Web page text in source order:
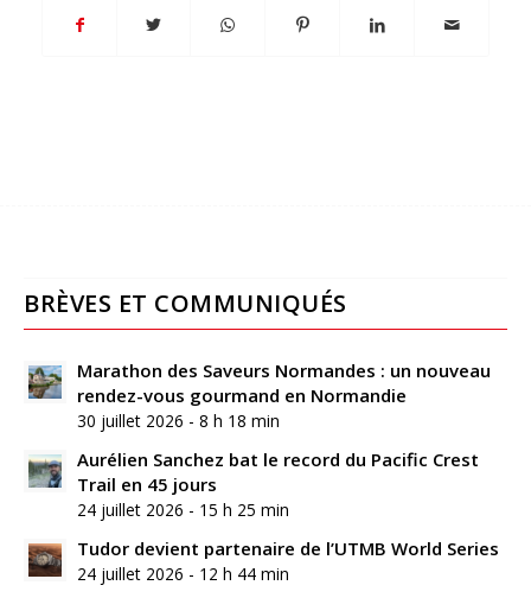
BRÈVES ET COMMUNIQUÉS
Marathon des Saveurs Normandes : un nouveau
rendez-vous gourmand en Normandie
30 juillet 2026 - 8 h 18 min
Aurélien Sanchez bat le record du Pacific Crest
Trail en 45 jours
24 juillet 2026 - 15 h 25 min
Tudor devient partenaire de l’UTMB World Series
24 juillet 2026 - 12 h 44 min